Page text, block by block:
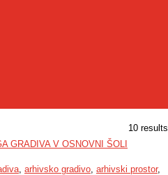
10 results
GRADIVA V OSNOVNI ŠOLI
, arhivsko gradivo, arhivski prostor,